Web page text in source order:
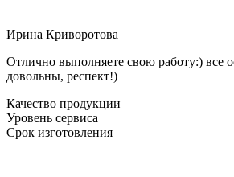
Ирина Криворотова
Отлично выполняете свою работу:) все
довольны, респект!)
Качество продукции
Уровень сервиса
Срок изготовления